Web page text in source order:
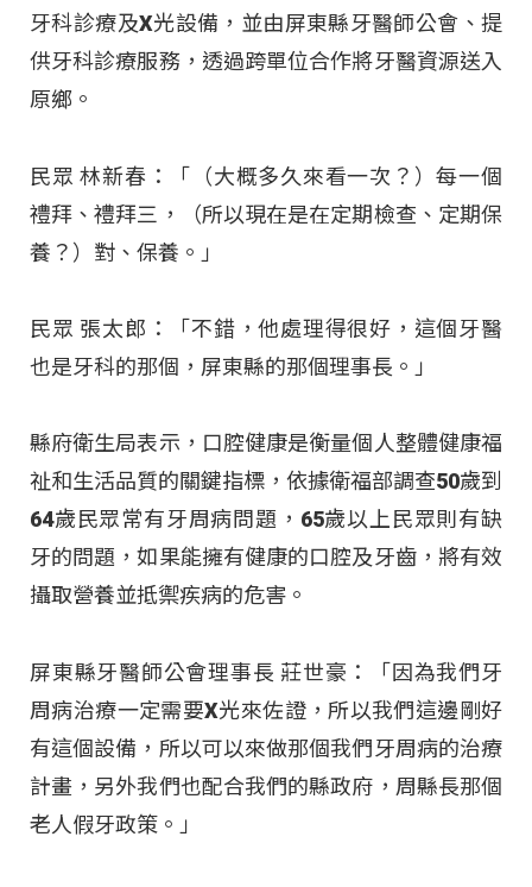
牙科診療及X光設備，並由屏東縣牙醫師公會、提
供牙科診療服務，透過跨單位合作將牙醫資源送入
原鄉。
民眾 林新春：「（大概多久來看一次？）每一個
禮拜、禮拜三，（所以現在是在定期檢查、定期保
養？）對、保養。」
民眾 張太郎：「不錯，他處理得很好，這個牙醫
也是牙科的那個，屏東縣的那個理事長。」
縣府衛生局表示，口腔健康是衡量個人整體健康福
祉和生活品質的關鍵指標，依據衛福部調查50歲到
64歲民眾常有牙周病問題，65歲以上民眾則有缺
牙的問題，如果能擁有健康的口腔及牙齒，將有效
攝取營養並抵禦疾病的危害。
屏東縣牙醫師公會理事長 莊世豪：「因為我們牙
周病治療一定需要X光來佐證，所以我們這邊剛好
有這個設備，所以可以來做那個我們牙周病的治療
計畫，另外我們也配合我們的縣政府，周縣長那個
老人假牙政策。」